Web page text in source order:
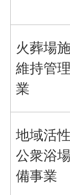
火葬場
維持管
業
地域活
公衆浴
備事業